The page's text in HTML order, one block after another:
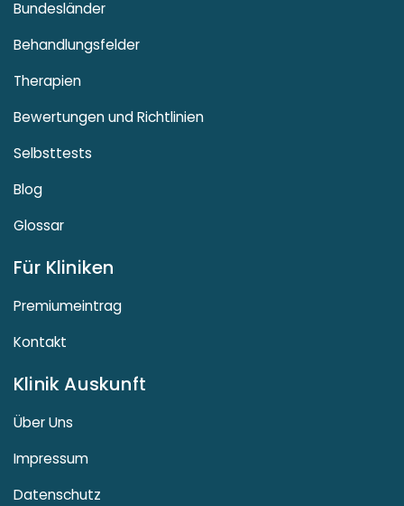
Bundesländer
Behandlungsfelder
Therapien
Bewertungen und Richtlinien
Selbsttests
Blog
Glossar
Für Kliniken
Premiumeintrag
Kontakt
Klinik Auskunft
Über Uns
Impressum
Datenschutz